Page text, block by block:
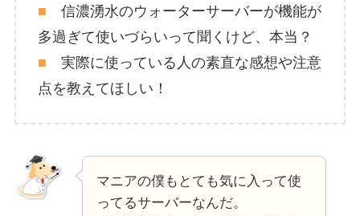
■ 信濃湧水のウォーターサーバーが機能が
多過ぎて使いづらいって聞くけど、本当？
■ 実際に使っている人の素直な感想や注意
点を教えてほしい！
マニアの僕もとても気に入って使
ってるサーバーなんだ。